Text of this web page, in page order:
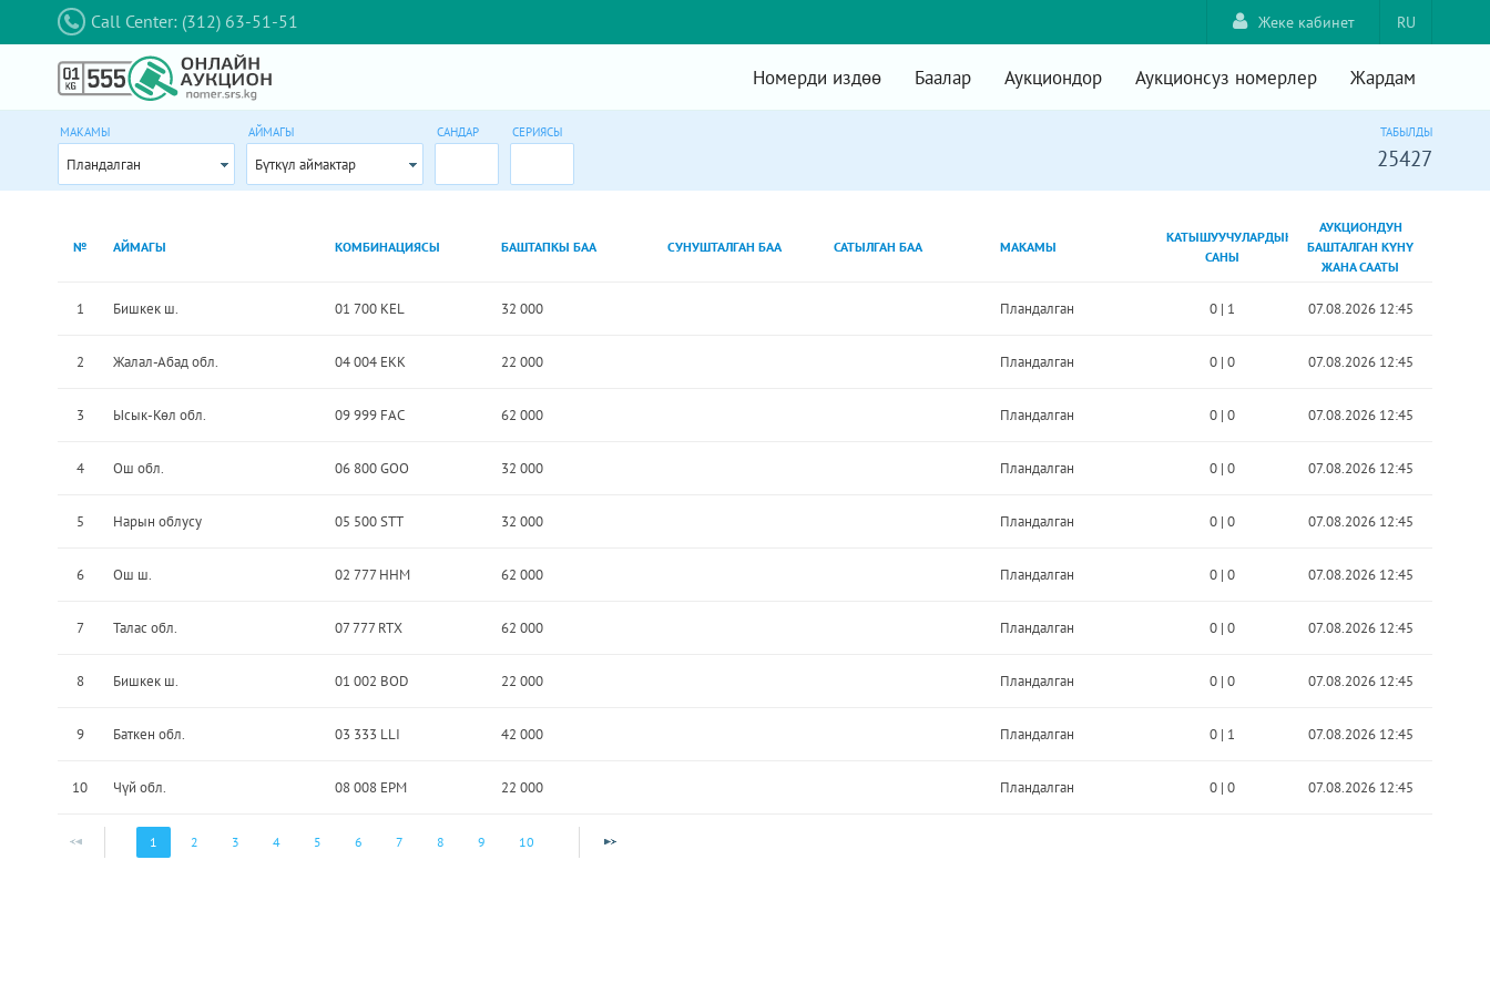
Call Center: (312) 63-51-51 RU
Жеке кабинет
Номерди издөө Баалар Аукциондор Аукционсуз номерлер Жардам
МАКАМЫ
Пландалган
АЙМАГЫ
Бүткүл аймактар
САНДАР СЕРИЯСЫ ТАБЫЛДЫ
25427
№ АЙМАГЫ КОМБИНАЦИЯСЫ БАШТАПКЫ БАА СУНУШТАЛГАН БАА САТЫЛГАН БАА МАКАМЫ
КАТЫШУУЧУЛАРДЫН
САНЫ
АУКЦИОНДУН
БАШТАЛГАН КҮНҮ
ЖАНА СААТЫ
1 Бишкек ш. 01 700 KEL 32 000 Пландалган 0| 1 07.08.2026 12:45
2 Жалал-Абад обл. 04 004 EKK 22 000 Пландалган 0| 0 07.08.2026 12:45
3 Ысык-Көл обл. 09 999 FAC 62 000 Пландалган 0| 0 07.08.2026 12:45
4 Ош обл. 06 800 GOO 32 000 Пландалган 0| 0 07.08.2026 12:45
5 Нарын облусу 05 500 STT 32 000 Пландалган 0| 0 07.08.2026 12:45
6 Ош ш. 02 777 HHM 62 000 Пландалган 0| 0 07.08.2026 12:45
7 Талас обл. 07 777 RTX 62 000 Пландалган 0| 0 07.08.2026 12:45
8 Бишкек ш. 01 002 BOD 22 000 Пландалган 0| 0 07.08.2026 12:45
9 Баткен обл. 03 333 LLI 42 000 Пландалган 0| 1 07.08.2026 12:45
10 Чүй обл. 08 008 EPM 22 000 Пландалган 0| 0 07.08.2026 12:45
1 2 3 4 5 6 7 8 9 10